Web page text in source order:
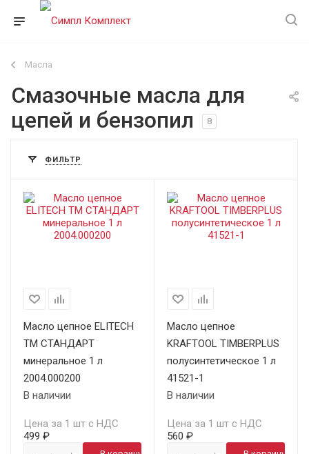
Масла
Смазочные масла для
цепей и бензопил
8
ФИЛЬТР
Масло цепное ELITECH
ТМ СТАНДАРТ
минеральное 1 л
2004.000200
В наличии
Цена за 1 шт с НДС
499 ₽
Масло цепное
KRAFTOOL TIMBERPLUS
полусинтетическое 1 л
41521-1
В наличии
Цена за 1 шт с НДС
560 ₽